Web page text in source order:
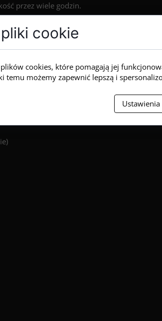
przez wiele godzin.
Styrene Copolymer, Butylene/
Seed Oil, Polyglyceryl-10 Mono/Dioleate,
cookie
cookies, które pomagają jej
temu możemy zapewnić lepszą i
Ustawienia